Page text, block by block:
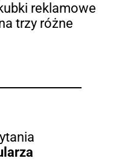
reklamowe
trzy różne